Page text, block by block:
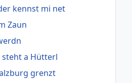
kennst mi net
Zaun
a Hütterl
grenzt